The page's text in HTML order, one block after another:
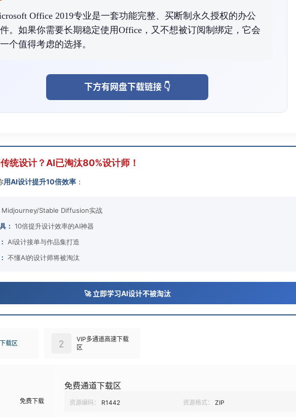
Office 2019专业是一套功能完整、买断制永久授权的办公
。如果你需要长期稳定使用Office，又不想被订阅制绑定，它会
个值得考虑的选择。
下方有网盘下载链接 👇
统设计？AI已淘汰80%设计师！
用AI设计提升10倍效率 ：
Midjourney/Stable Diffusion实战
： 10倍提升设计效率的AI神器
AI设计接单与作品集打造
不懂AI的设计师将被淘汰
🚀 立即学习AI设计不被淘汰
载区
VIP多通道高速下载
区
2
免费下载
免费通道下载区
资源编码： R1442 资源格式： ZIP